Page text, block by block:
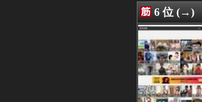
08/08 10:54
08/08 10:50
08/08 10:47
08/08 10:44
08/08 10:40
08/08 10:39
08/08 10:39
08/08 10:35
6 位 (→)